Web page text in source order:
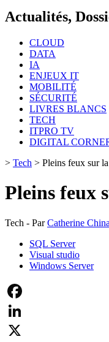
Actualités,
CLOUD
DATA
IA
ENJEUX IT
MOBILITÉ
SÉCURITÉ
LIVRES BLANCS
TECH
ITPRO TV
DIGITAL
> Tech > Pleins feux sur
Pleins feux
Tech - ParCatherine
SQL Server
Visual studio
Windows Server
Facebook
LinkedIn